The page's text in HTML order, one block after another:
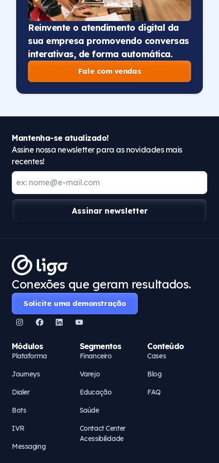
Reinvente o atendimento digital da
sua empresa promovendo conversas
interativas, de forma automática.
Fale com vendas
Mantenha-se atualizado!
Assine nossa newsletter para as novidades mais
recentes!
Assinar newsletter
Conexões que geram resultados.
Solicite uma demonstração
Módulos
Plataforma
Journeys
Dialer
Bots
IVR
Messaging
Segmentos
Financeiro
Varejo
Educação
Saúde
Contact Center
Acessibilidade
Conteúdo
Cases
Blog
FAQ